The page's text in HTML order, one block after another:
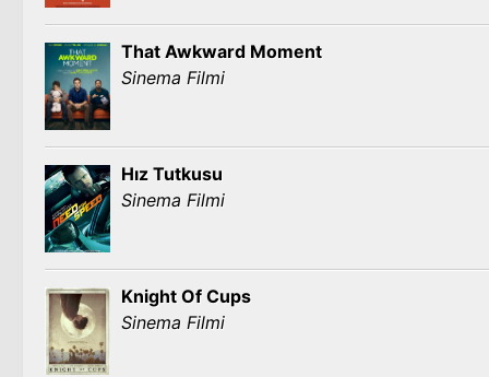
That Awkward Moment
Sinema Filmi
Hız Tutkusu
Sinema Filmi
Knight Of Cups
Sinema Filmi